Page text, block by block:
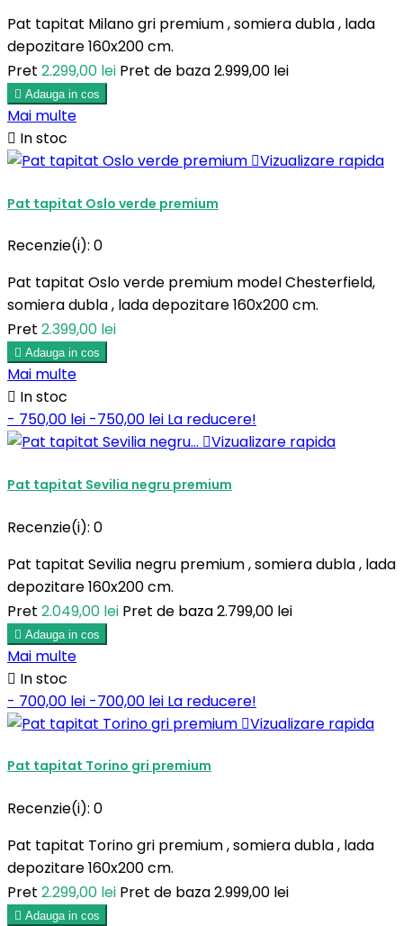
Pat tapitat Milano gri premium , somiera dubla , lada
depozitare 160x200 cm.
Pret 2.299,00 lei Pret de baza2.999,00 lei
 Adauga in cos
Mai multe
 In stoc
Vizualizare rapida
Pat tapitat Oslo verde premium
Recenzie(i): 0
Pat tapitat Oslo verde premium model Chesterfield,
somiera dubla , lada depozitare 160x200 cm.
Pret 2.399,00 lei
 Adauga in cos
Mai multe
 In stoc
- 750,00 lei -750,00 lei La reducere!
Vizualizare rapida
Pat tapitat Sevilia negru premium
Recenzie(i): 0
Pat tapitat Sevilia negru premium , somiera dubla , lada
depozitare 160x200 cm.
Pret 2.049,00 lei Pret de baza2.799,00 lei
 Adauga in cos
Mai multe
 In stoc
- 700,00 lei -700,00 lei La reducere!
Vizualizare rapida
Pat tapitat Torino gri premium
Recenzie(i): 0
Pat tapitat Torino gri premium , somiera dubla , lada
depozitare 160x200 cm.
Pret 2.299,00 lei Pret de baza2.999,00 lei
 Adauga in cos